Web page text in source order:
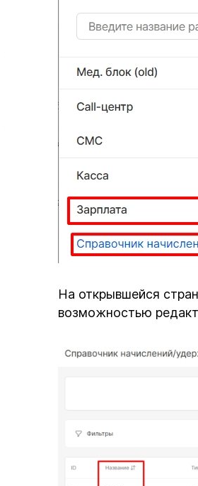
На открывшейся
возможностью